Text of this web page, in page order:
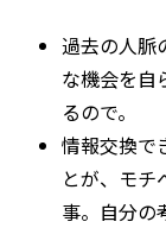
過去の人脈
な機会を自
るので。
情報交換で
とが、モチ
事。自分の